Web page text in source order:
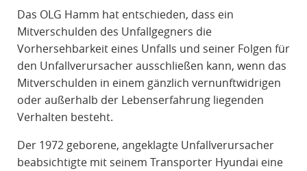
Das OLG Hamm hat entschieden, dass ein
Mitverschulden des Unfallgegners die
Vorhersehbarkeit eines Unfalls und seiner Folgen für
den Unfallverursacher ausschließen kann, wenn das
Mitverschulden in einem gänzlich vernunftwidrigen
oder außerhalb der Lebenserfahrung liegenden
Verhalten besteht.
Der 1972 geborene, angeklagte Unfallverursacher
beabsichtigte mit seinem Transporter Hyundai eine